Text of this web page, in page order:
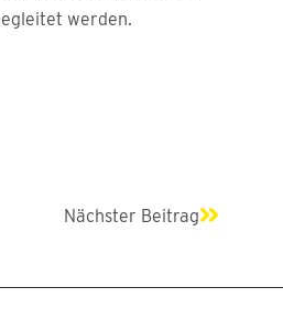
werden.
Nächster Beitrag